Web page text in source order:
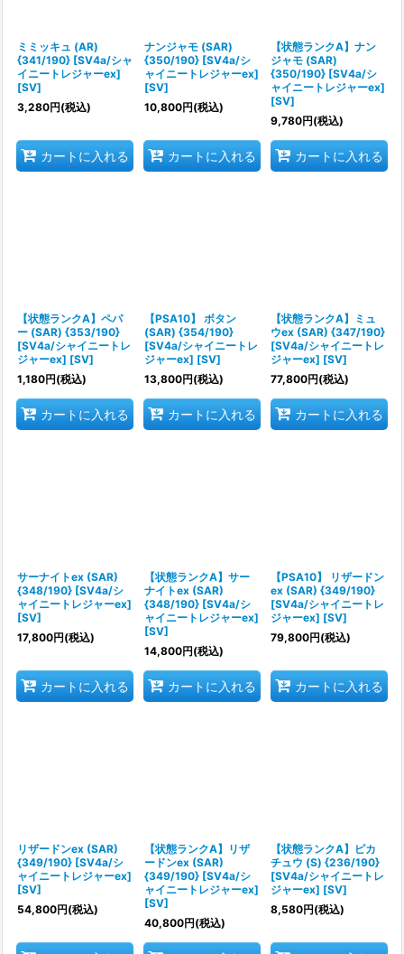
ミミッキュ (AR)
{341/190} [SV4a/シャ
イニートレジャーex]
[SV]
3,280円(税込)
カートに入れる
ナンジャモ (SAR)
{350/190} [SV4a/シ
ャイニートレジャーex]
[SV]
10,800円(税込)
カートに入れる
【状態ランクA】ナン
ジャモ (SAR)
{350/190} [SV4a/シ
ャイニートレジャーex]
[SV]
9,780円(税込)
カートに入れる
【状態ランクA】ペパ
ー (SAR) {353/190}
[SV4a/シャイニートレ
ジャーex] [SV]
1,180円(税込)
カートに入れる
【PSA10】 ボタン
(SAR) {354/190}
[SV4a/シャイニートレ
ジャーex] [SV]
13,800円(税込)
カートに入れる
【状態ランクA】ミュ
ウex (SAR) {347/190}
[SV4a/シャイニートレ
ジャーex] [SV]
77,800円(税込)
カートに入れる
サーナイトex (SAR)
{348/190} [SV4a/シ
ャイニートレジャーex]
[SV]
17,800円(税込)
カートに入れる
【状態ランクA】サー
ナイトex (SAR)
{348/190} [SV4a/シ
ャイニートレジャーex]
[SV]
14,800円(税込)
カートに入れる
【PSA10】 リザードン
ex (SAR) {349/190}
[SV4a/シャイニートレ
ジャーex] [SV]
79,800円(税込)
カートに入れる
リザードンex (SAR)
{349/190} [SV4a/シ
ャイニートレジャーex]
[SV]
54,800円(税込)
【状態ランクA】リザ
ードンex (SAR)
{349/190} [SV4a/シ
ャイニートレジャーex]
[SV]
40,800円(税込)
【状態ランクA】ピカ
チュウ (S) {236/190}
[SV4a/シャイニートレ
ジャーex] [SV]
8,580円(税込)